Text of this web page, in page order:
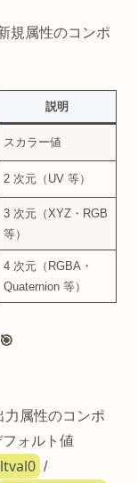
規属性のコンポ
説明
スカラー値
2 次元（UV 等）
3 次元（XYZ・RGB
等）
4 次元（RGBA・
Quaternion 等）
🎯
属性のコンポ
ォルト値
/